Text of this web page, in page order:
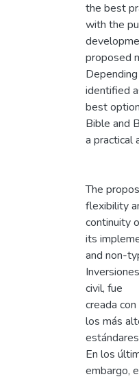
the best
with the
proposed
identified
best
Bible and
a practical
The
flexibility
continuity
its
and non-
civil, fue
creada
los más
En los
embargo,